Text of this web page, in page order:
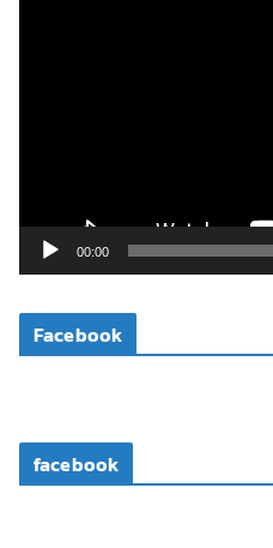
ดี
โ
00:00
Facebook
facebook